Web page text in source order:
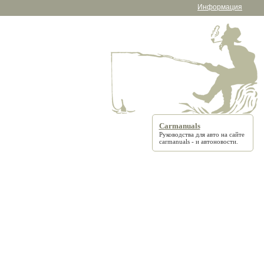
Информация
Carmanuals
Руководства для авто на сайте
carmanuals- и автоновости.